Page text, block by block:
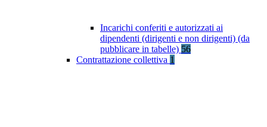
Incarichi conferiti e autorizzati ai
dipendenti (dirigenti e non dirigenti) (da
pubblicare in tabelle) 56
Contrattazione collettiva 1